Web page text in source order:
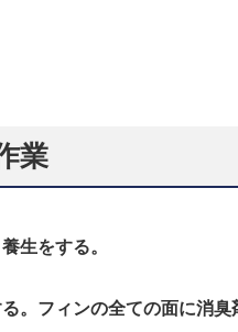
業
生をする。
。フィンの全ての面に消